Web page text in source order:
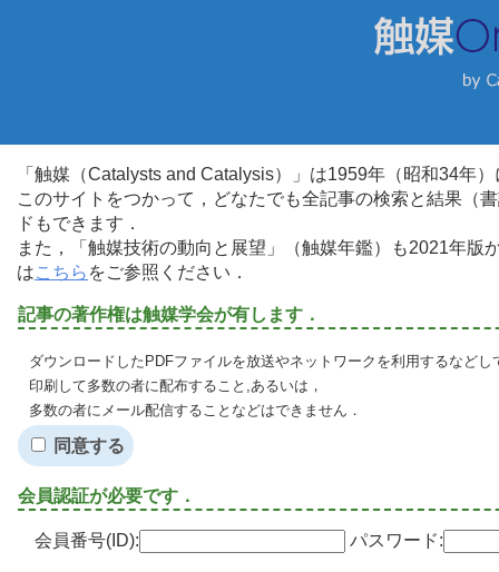
「触媒（Catalysts and Catalysis）」は1959年（昭和34年
このサイトをつかって，どなたでも全記事の検索と結果（
ドもできます．
また，「触媒技術の動向と展望」（触媒年鑑）も2021年
はこちら をご参照ください．
記事の著作権は触媒学会が有します．
ダウンロードしたPDFファイルを放送やネットワークを利用するなど
印刷して多数の者に配布すること,あるいは，
多数の者にメール配信することなどはできません．
同意する
会員認証が必要です．
会員番号(ID): パスワード: